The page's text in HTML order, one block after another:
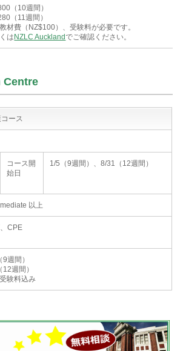
（10週間）
（11週間）
材費（NZ$100）、受験料が必要です。
は NZLC Aucklandでご確認ください。
Centre
ース
コース開
始日
1/5（9週間）、8/31（12週間）
以上
CPE
週間）
週間）
験料込み